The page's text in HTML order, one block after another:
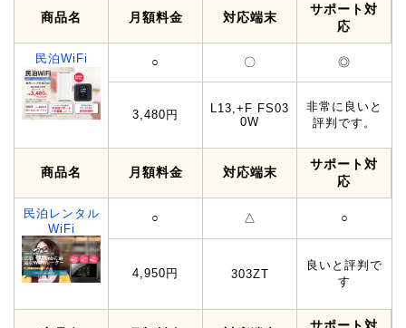
商品名 月額料金 対応端末
サポート対
応
民泊WiFi ○ 〇 ◎
3,480円
L13,+F FS03
0W
非常に良いと
評判です。
商品名 月額料金 対応端末
サポート対
応
民泊レンタル
WiFi
○ △ ○
4,950円 303ZT
良いと評判で
す
サポート対